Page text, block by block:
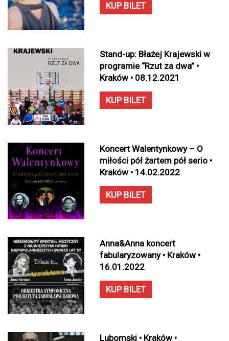
KUP BILET
Stand-up: Błażej Krajewski w
programie “Rzut za dwa” •
Kraków • 08.12.2021
KUP BILET
Koncert Walentynkowy – O
miłości pół żartem pół serio •
Kraków • 14.02.2022
KUP BILET
Anna&Anna koncert
fabularyzowany • Kraków •
16.01.2022
KUP BILET
Lubomski • Kraków •